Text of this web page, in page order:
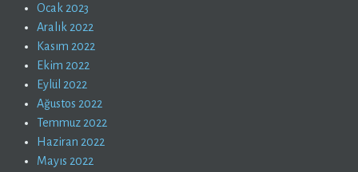
Ocak 2023
Aralık 2022
Kasım 2022
Ekim 2022
Eylül 2022
Ağustos 2022
Temmuz 2022
Haziran 2022
Mayıs 2022